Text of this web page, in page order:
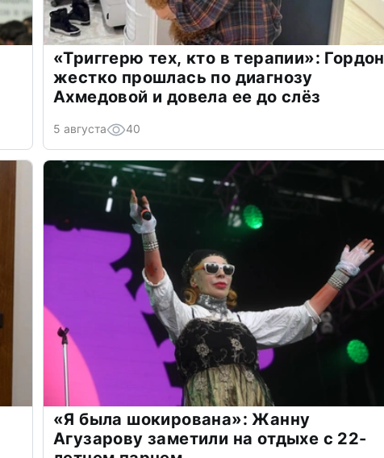
«Триггерю тех, кто в терапии»: Гордон
жестко прошлась по диагнозу
Ахмедовой и довела ее до слёз
5 августа 40
«Я была шокирована»: Жанну
Агузарову заметили на отдыхе с 22-